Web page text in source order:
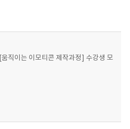
직이는 이모티콘 제작과정] 수강생 모